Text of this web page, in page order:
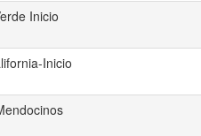
Inicio
Inicio